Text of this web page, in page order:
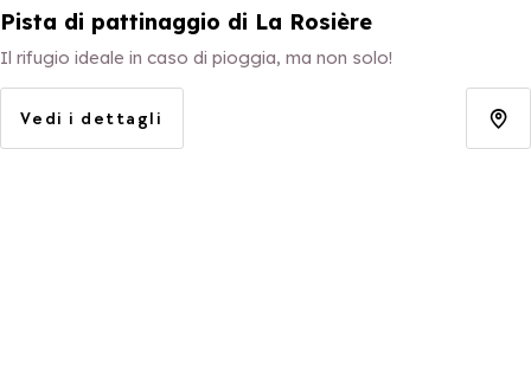
Pista di pattinaggio di La Rosière
Il rifugio ideale in caso di pioggia, ma non solo!
Vedi i dettagli